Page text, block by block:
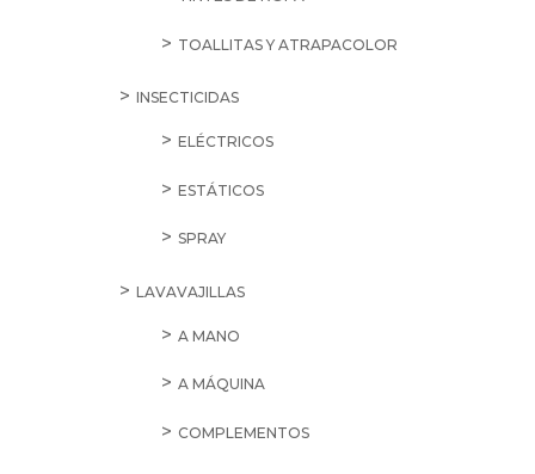
TOALLITAS Y ATRAPACOLOR
INSECTICIDAS
ELÉCTRICOS
ESTÁTICOS
SPRAY
LAVAVAJILLAS
A MANO
A MÁQUINA
COMPLEMENTOS